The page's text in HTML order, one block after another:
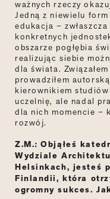
ważnych rzeczy
Jedną z niewielu
edukacja –
konkretnych
obszarze pogłębia
realizując siebie
dla świata.
prowadziłem
kierownikiem studiów
uczelnię, ale nadal
dla nich momencie–
rozwój.
Z.M.: Objąłeś
Wydziale
Helsinkach, jesteś
Finlandii, która
ogromny sukces.